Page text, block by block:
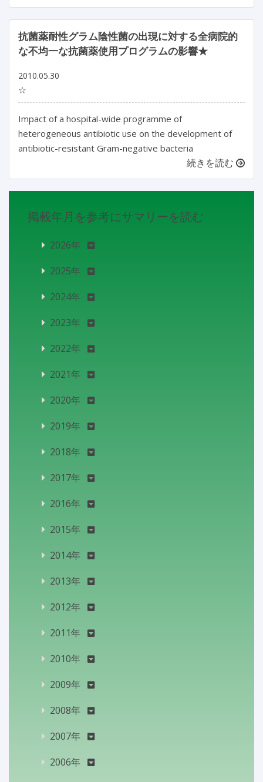
抗菌薬耐性グラム陰性菌の出現に対する全病院的
な不均一な抗菌薬使用プログラムの影響★
2010.05.30
☆
Impact of a hospital-wide programme of
heterogeneous antibiotic use on the development of
antibiotic-resistant Gram-negative bacteria
続きを読む
掲載年月を参考にサマリーを読む
2026年
2025年
2024年
2023年
2022年
2021年
2020年
2019年
2018年
2017年
2016年
2015年
2014年
2013年
2012年
2011年
2010年
2009年
2008年
2007年
2006年